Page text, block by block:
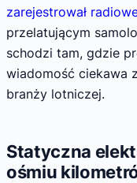
zarejestrował
przelatującym
schodzi tam, gdzie
wiadomość ciekawa
branży lotniczej.
Statyczna
ośmiu